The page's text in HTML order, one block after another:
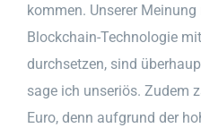
kommen. Unserer
Blockchain-Technologie
durchsetzen, sind
sage ich unseriös. Zudem
Euro, denn aufgrund der